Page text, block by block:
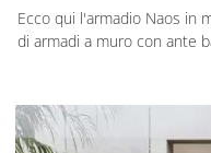
Ecco qui l'armadio Naos in
di armadi a muro con ante